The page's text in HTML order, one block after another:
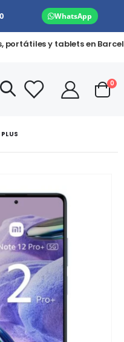
WhatsApp
portátiles y tablets en
Cart
0